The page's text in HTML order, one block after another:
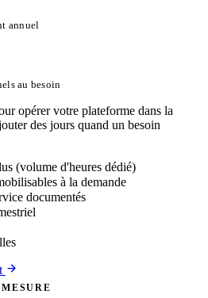
annuel
au besoin
opérer votre plateforme dans la
des jours quand un besoin
(volume d'heures dédié)
à la demande
documentés